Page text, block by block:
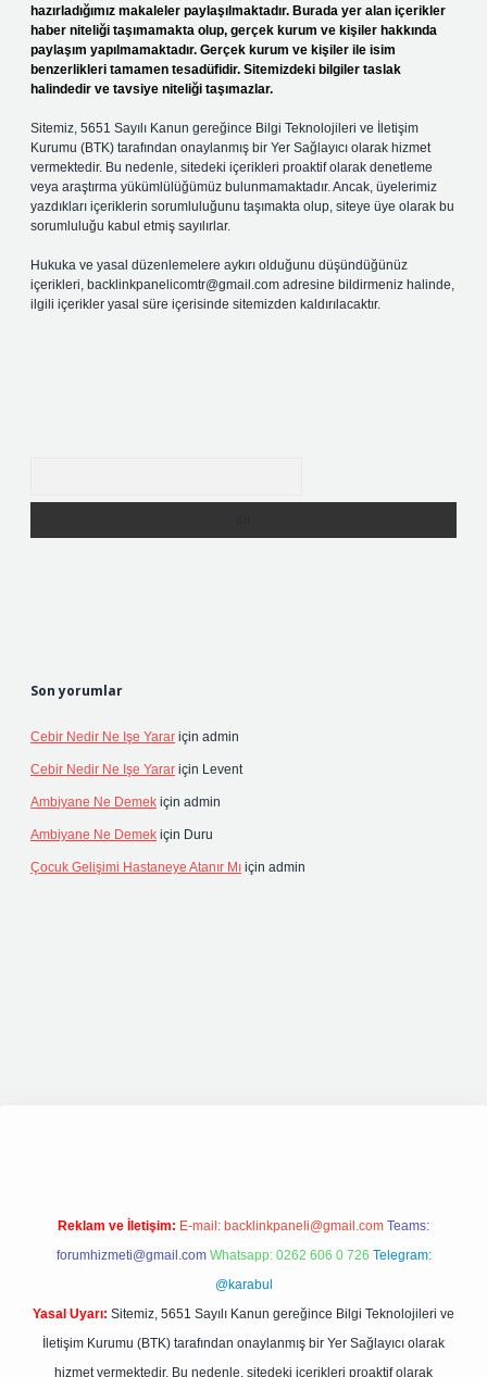
hazırladığımız makaleler paylaşılmaktadır. Burada yer alan içerikler
haber niteliği taşımamakta olup, gerçek kurum ve kişiler hakkında
paylaşım yapılmamaktadır. Gerçek kurum ve kişiler ile isim
benzerlikleri tamamen tesadüfidir. Sitemizdeki bilgiler taslak
halindedir ve tavsiye niteliği taşımazlar.
Sitemiz, 5651 Sayılı Kanun gereğince Bilgi Teknolojileri ve İletişim
Kurumu (BTK) tarafından onaylanmış bir Yer Sağlayıcı olarak hizmet
vermektedir. Bu nedenle, sitedeki içerikleri proaktif olarak denetleme
veya araştırma yükümlülüğümüz bulunmamaktadır. Ancak, üyelerimiz
yazdıkları içeriklerin sorumluluğunu taşımakta olup, siteye üye olarak bu
sorumluluğu kabul etmiş sayılırlar.
Hukuka ve yasal düzenlemelere aykırı olduğunu düşündüğünüz
içerikleri, backlinkpanelicomtr@gmail.com adresine bildirmeniz halinde,
ilgili içerikler yasal süre içerisinde sitemizden kaldırılacaktır.
Son yorumlar
Cebir Nedir Ne Işe Yarar için admin
Cebir Nedir Ne Işe Yarar için Levent
Ambiyane Ne Demek için admin
Ambiyane Ne Demek için Duru
Çocuk Gelişimi Hastaneye Atanır Mı için admin
Reklam ve İletişim: E-mail: backlinkpaneli@gmail.com Teams:
forumhizmeti@gmail.com Whatsapp: 0262 606 0 726 Telegram:
@karabul
Yasal Uyarı: Sitemiz, 5651 Sayılı Kanun gereğince Bilgi Teknolojileri ve
İletişim Kurumu (BTK) tarafından onaylanmış bir Yer Sağlayıcı olarak
hizmet vermektedir. Bu nedenle, sitedeki içerikleri proaktif olarak